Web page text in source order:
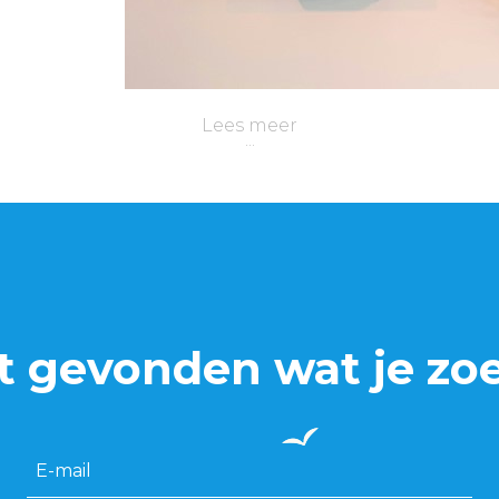
Lees meer
gevonden wat je
E-mail